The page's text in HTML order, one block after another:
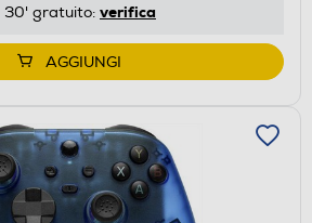
30' gratuito: verifica
AGGIUNGI